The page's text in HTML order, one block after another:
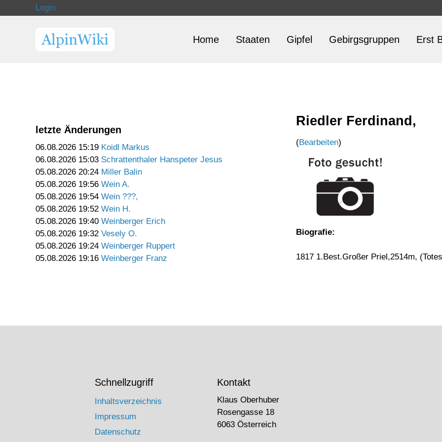
Login
Home Staaten Gipfel Gebirgsgruppen Erst
letzte Änderungen
06.08.2026 15:19 Koidl Markus
06.08.2026 15:03 Schrattenthaler Hanspeter Jesus
05.08.2026 20:24 Miller Balin
05.08.2026 19:56 Wein A.
05.08.2026 19:54 Wein ???,
05.08.2026 19:52 Wein H.
05.08.2026 19:40 Weinberger Erich
05.08.2026 19:32 Vesely O.
05.08.2026 19:24 Weinberger Ruppert
05.08.2026 19:16 Weinberger Franz
Riedler Ferdinand,
(Bearbeiten)
Biografie:
1817 1.Best.Großer Priel,2514m,
Schnellzugriff
Inhaltsverzeichnis
Impressum
Datenschutz
Kontakt
Klaus Oberhuber
Rosengasse 18
6063 Österreich